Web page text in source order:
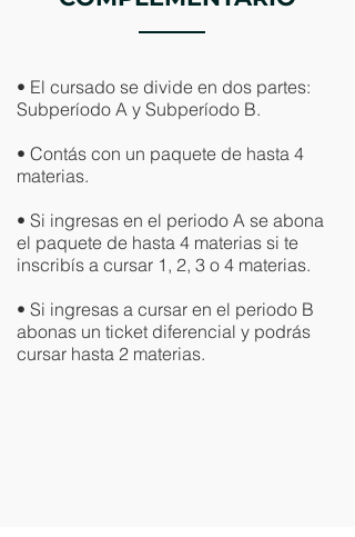
• El cursado se divide en dos partes:
Subperíodo A y Subperíodo B.
• Contás con un paquete de hasta 4
materias.
• Si ingresas en el periodo A se abona
el paquete de hasta 4 materias si te
inscribís a cursar 1, 2, 3 o 4 materias.​
• Si ingresas a cursar en el periodo B
abonas un ticket diferencial y podrás
cursar hasta 2 materias.​​